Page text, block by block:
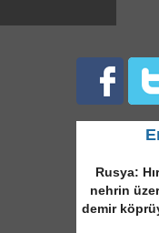
Rusya:
nehrin
demir